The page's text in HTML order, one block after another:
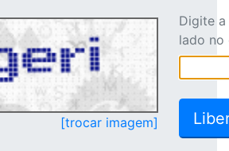
[trocar imagem]
Digite
lado no